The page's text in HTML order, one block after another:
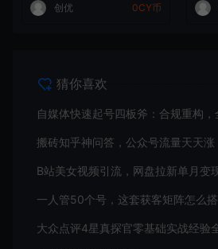
创优 0CY币
猜你喜欢
搬砖知乎神问答，公众号流量天天涨
一人管50个号，这套获客矩阵怎么搭